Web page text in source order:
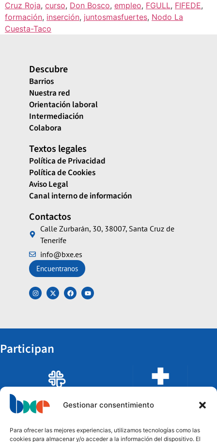
Gestionar consentimiento
Para ofrecer las mejores experiencias, utilizamos tecnologías como las
cookies para almacenar y/o acceder a la información del dispositivo. El
Cruz Roja, curso, Don Bosco, empleo, FGULL, FIFEDE,
formación, inserción, juntosmasfuertes, Nodo La
Cuesta-Taco
Descubre
Barrios
Nuestra red
Orientación laboral
Intermediación
Colabora
Textos legales
Política de Privacidad
Política de Cookies
Aviso Legal
Canal interno de información
Contactos
Calle Zurbarán, 30, 38007, Santa Cruz de
Tenerife
info@bxe.es
Encuentranos
Participan